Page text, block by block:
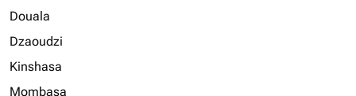
Douala
Dzaoudzi
Kinshasa
Mombasa